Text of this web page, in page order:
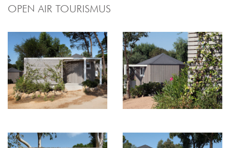
OPEN AIR TOURISMUS